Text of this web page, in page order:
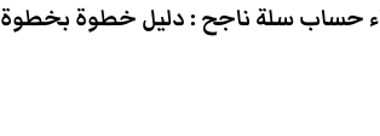
حساب سلة ناجح : دليل خطوة بخطوة 2023